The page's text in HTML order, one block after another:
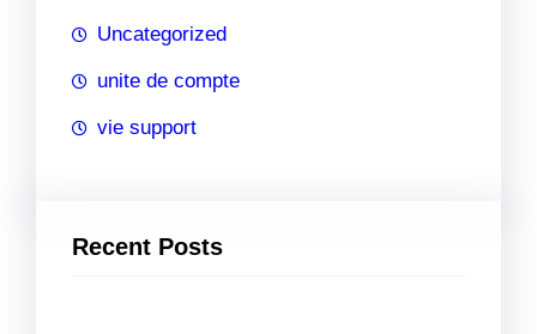
Uncategorized
unite de compte
vie support
Recent Posts